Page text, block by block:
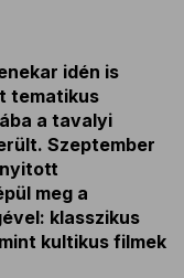
idén is
tematikus
a tavalyi
Szeptember
meg a
klasszikus
kultikus filmek